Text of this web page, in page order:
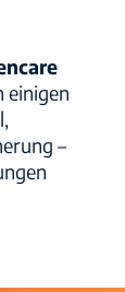
einigen
–